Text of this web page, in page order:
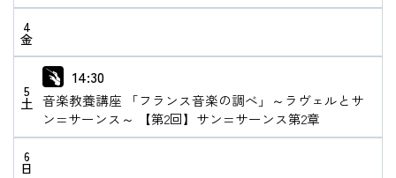
大学紹介
4
金
5
土
14:30
音楽教養講座 「フランス音楽の調べ」～ラヴェルとサ
ン=サーンス～ 【第2回】サン=サーンス第2章
6
日